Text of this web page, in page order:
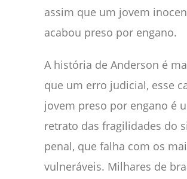
assim que um jovem
acabou preso por engano.
A história de Anderson é
que um erro judicial, esse
jovem preso por engano é
retrato das fragilidades do
penal, que falha com os
vulneráveis. Milhares de